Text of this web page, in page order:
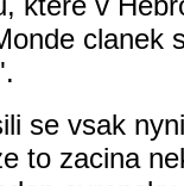
clanek
se vsak
to zacina